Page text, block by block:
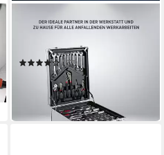
Werkzeugkoffer Werkzeug-
Set, Werkzeugkasten 1200
Teile Chrom Vanadium Stahl
(67)
89,90 € UVP 149,90 €
in 2-3 Werktagen bei dir